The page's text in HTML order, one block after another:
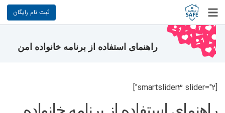
ثبت نام رایگان
راهنمای استفاده از برنامه خانواده امن
[smartslider3 slider="2"]